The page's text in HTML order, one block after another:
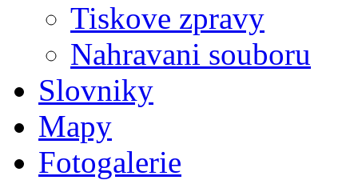
Tiskove zpravy
Nahravani souboru
Slovniky
Mapy
Fotogalerie